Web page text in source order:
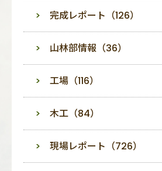
完成レポート（126）
山林部情報（36）
工場（116）
木工（84）
現場レポート（726）